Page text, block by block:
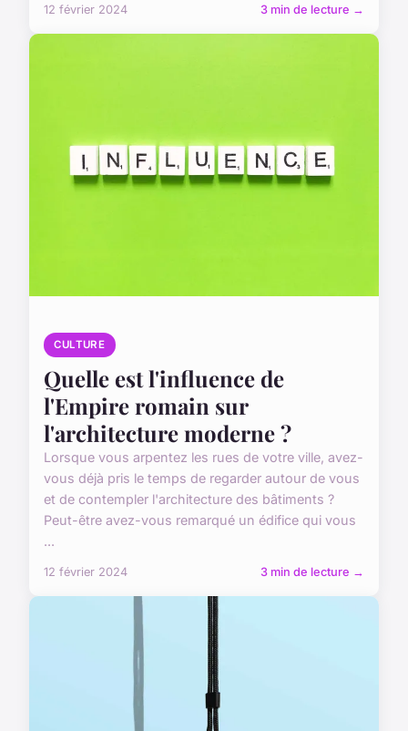
12 février 2024 3 min de lecture →
CULTURE
Quelle est l'influence de
l'Empire romain sur
l'architecture moderne ?
Lorsque vous arpentez les rues de votre ville, avez-
vous déjà pris le temps de regarder autour de vous
et de contempler l'architecture des bâtiments ?
Peut-être avez-vous remarqué un édifice qui vous
...
12 février 2024 3 min de lecture →